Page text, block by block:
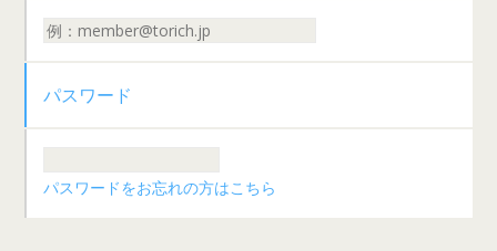
パスワード
パスワードをお忘れの方はこちら